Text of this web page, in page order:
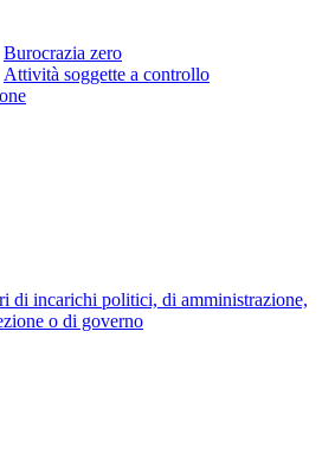
Burocrazia zero
Attività soggette a controllo
di incarichi politici, di amministrazione,
o di governo